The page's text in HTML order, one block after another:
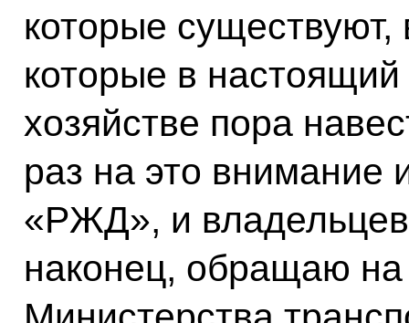
которые существуют,
которые в
хозяйстве пора
раз на это внимание
«РЖД», и владельцев
наконец, обращаю